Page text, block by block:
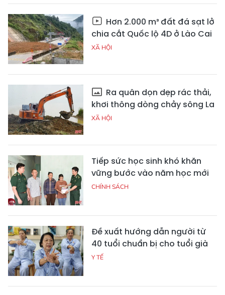
Hơn 2.000 m³ đất đá sạt lở
chia cắt Quốc lộ 4D ở Lào Cai
XÃ HỘI
Ra quân dọn dẹp rác thải,
khơi thông dòng chảy sông La
XÃ HỘI
Tiếp sức học sinh khó khăn
vững bước vào năm học mới
CHÍNH SÁCH
Đề xuất hướng dẫn người từ
40 tuổi chuẩn bị cho tuổi già
Y TẾ